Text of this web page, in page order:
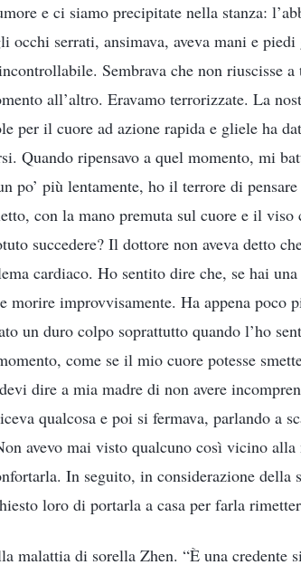
e ci siamo precipitate nella stanza:
occhi serrati, ansimava, aveva mani e
Sembrava che non riuscisse
all’altro. Eravamo terrorizzate. La
per il cuore ad azione rapida e gliele ha
Quando ripensavo a quel momento, mi
po’ più lentamente, ho il terrore di pensare
con la mano premuta sul cuore e il
succedere? Il dottore non aveva detto
cardiaco. Ho sentito dire che, se hai
morire improvvisamente. Ha appena poco
un duro colpo soprattutto quando l’ho
come se il mio cuore potesse
dire a mia madre di non avere
qualcosa e poi si fermava, parlando a
avevo mai visto qualcuno così vicino
In seguito, in considerazione della
loro di portarla a casa per farla
malattia di sorella Zhen. “È una credente